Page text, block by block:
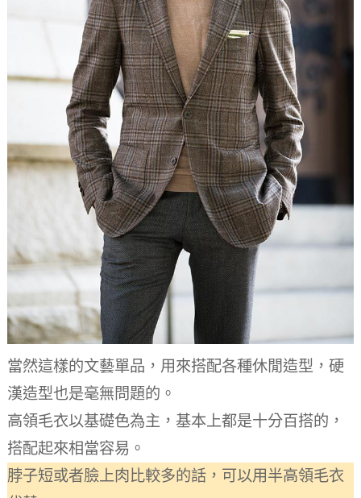
當然這樣的文藝單品，用來搭配各種休閒造型，硬
漢造型也是毫無問題的。
高領毛衣以基礎色為主，基本上都是十分百搭的，
搭配起來相當容易。
脖子短或者臉上肉比較多的話，可以用半高領毛衣